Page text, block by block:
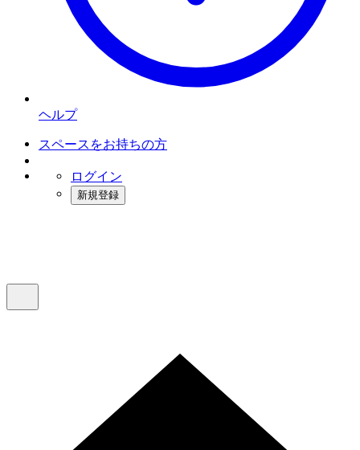
ヘルプ
スペースをお持ちの方
ログイン
新規登録